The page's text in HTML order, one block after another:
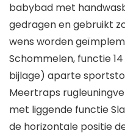
babybad met
gedragen en gebruikt
wens worden
Schommelen, functie
bijlage) aparte
Meertraps
met liggende functie
de horizontale positie